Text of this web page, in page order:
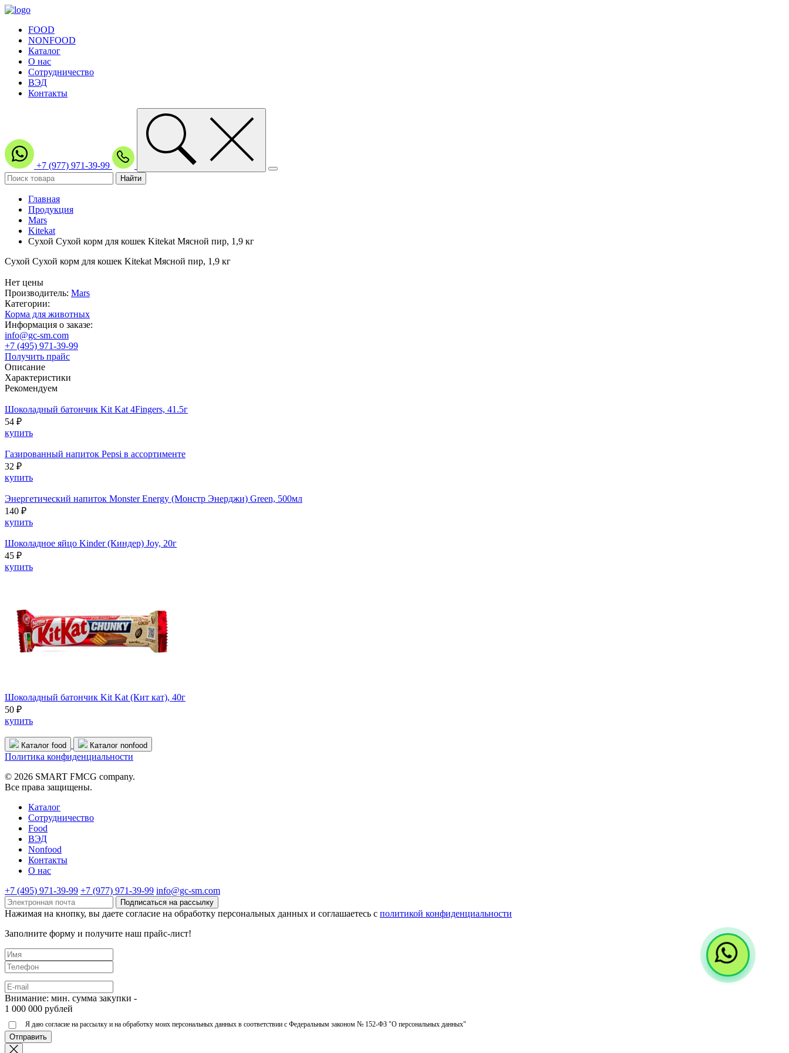
FOOD
NONFOOD
Каталог
О нас
Сотрудничество
ВЭД
Контакты
+7 (977) 971-39-99
Главная
Продукция
Mars
Kitekat
Сухой Сухой корм для кошек Kitekat Мясной пир, 1,9 кг
Сухой Сухой корм для кошек Kitekat Мясной пир, 1,9 кг
Нет цены
Производитель: Mars
Категории:
Корма для животных
Информация о заказе:
info@gc-sm.com
+7 (495) 971-39-99
Получить прайс
Описание
Характеристики
Рекомендуем
Шоколадный батончик Kit Kat 4Fingers, 41.5г
54 ₽
купить
Газированный напиток Pepsi в ассортименте
32 ₽
купить
Энергетический напиток Monster Energy (Монстр Энерджи) Green, 500мл
140 ₽
купить
Шоколадное яйцо Kinder (Киндер) Joy, 20г
45 ₽
купить
Шоколадный батончик Kit Kat (Кит кат), 40г
50 ₽
купить
Каталог food Каталог nonfood
Политика конфиденциальности
© 2026 SMART FMCG company.
Все права защищены.
Каталог
Cотрудничество
Food
ВЭД
Nonfood
Контакты
О нас
+7 (495) 971-39-99 +7 (977) 971-39-99 info@gc-sm.com
Подписаться на рассылку
Нажимая на кнопку, вы даете согласие на обработку персональных данных и соглашаетесь c политикой конфиденциальности
Заполните форму и получите наш прайс-лист!
Внимание: мин. сумма закупки -
1 000 000 рублей
Я даю согласие на рассылку и на обработку моих персональных данных в соответствии с Федеральным законом № 152-ФЗ "О персональных данных"
Отправить